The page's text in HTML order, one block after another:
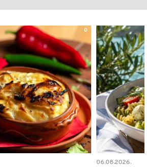
0
06.08.2026.